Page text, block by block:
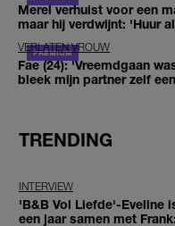
Merel verhuist voor een
maar hij verdwijnt: 'Huur
VERLATEN VROUW
Fae (24): 'Vreemdgaan
bleek mijn partner zelf
TRENDING
INTERVIEW
'B&B Vol Liefde'-Eveline
een jaar samen met Frank: